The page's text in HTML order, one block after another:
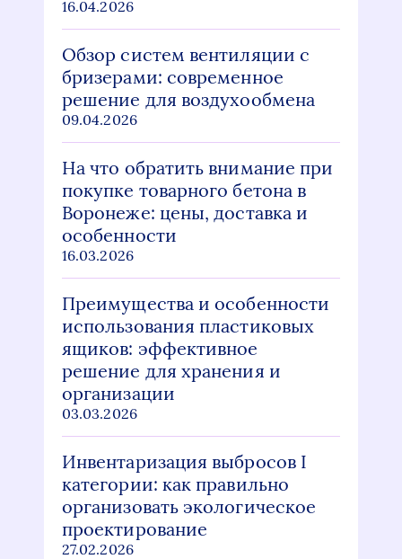
16.04.2026
Обзор систем вентиляции с
бризерами: современное
решение для воздухообмена
09.04.2026
На что обратить внимание при
покупке товарного бетона в
Воронеже: цены, доставка и
особенности
16.03.2026
Преимущества и особенности
использования пластиковых
ящиков: эффективное
решение для хранения и
организации
03.03.2026
Инвентаризация выбросов I
категории: как правильно
организовать экологическое
проектирование
27.02.2026